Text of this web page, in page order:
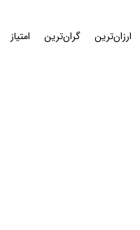
ارزان‌ترین گران‌ترین امتیاز